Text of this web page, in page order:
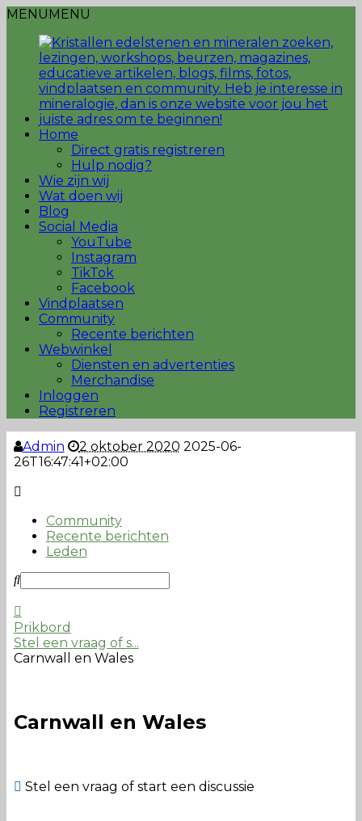
MENUMENU
Home
Direct gratis registreren
Hulp nodig?
Wie zijn wij
Wat doen wij
Blog
Social Media
YouTube
Instagram
TikTok
Facebook
Vindplaatsen
Community
Recente berichten
Webwinkel
Diensten en advertenties
Merchandise
Inloggen
Registreren
Admin 2 oktober 2020 2025-06-
26T16:47:41+02:00
Community
Recente berichten
Leden
Prikbord
Stel een vraag of s...
Carnwall en Wales
Carnwall en Wales
Stel een vraag of start een discussie